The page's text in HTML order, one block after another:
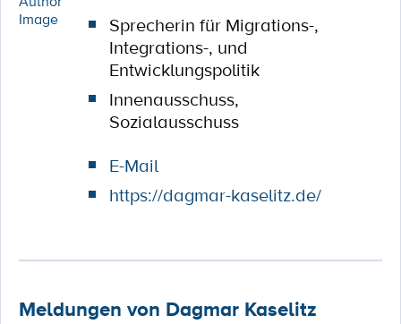
Sprecherin für Migrations-,
Integrations-, und
Entwicklungspolitik
Innenausschuss,
Sozialausschuss
E-Mail
https://dagmar-kaselitz.de/
Meldungen von Dagmar Kaselitz